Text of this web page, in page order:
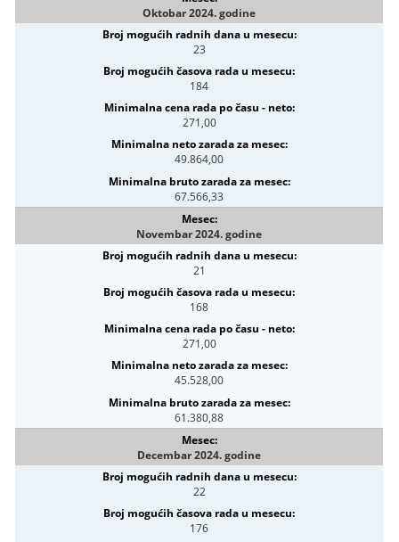
Oktobar 2024. godine
23
184
271,00
49.864,00
67.566,33
Novembar 2024. godine
21
168
271,00
45.528,00
61.380,88
Decembar 2024. godine
22
176